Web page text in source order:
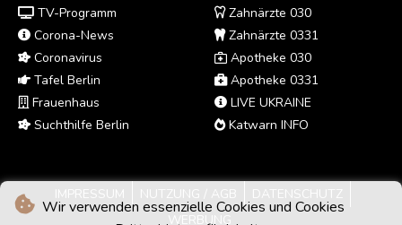
Wir verwenden essenzielle Cookies und Cookies
TV-Programm
Corona-News
Coronavirus
Tafel Berlin
Frauenhaus
Suchthilfe Berlin
Zahnärzte 030
Zahnärzte 0331
Apotheke 030
Apotheke 0331
LIVE UKRAINE
Katwarn INFO
IMPRESSUM NUTZUNG / AGB
DATENSCHUTZ
WERBUNG